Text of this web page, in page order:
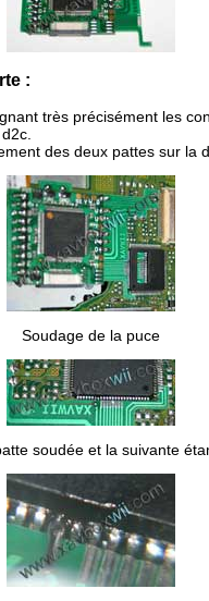
:
très précisément les
des deux pattes sur la
Soudage de la puce
soudée et la suivante